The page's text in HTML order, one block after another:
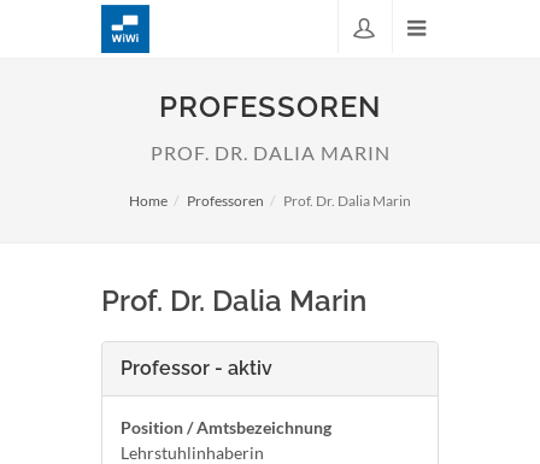
PROFESSOREN
PROF. DR. DALIA MARIN
Home Professoren Prof. Dr. Dalia Marin
Prof. Dr. Dalia Marin
Professor - aktiv
Position / Amtsbezeichnung
Lehrstuhlinhaberin